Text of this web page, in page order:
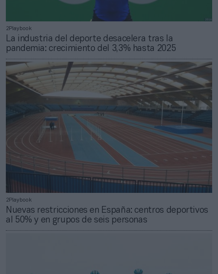
2Playbook
La industria del deporte desacelera tras la
pandemia: crecimiento del 3,3% hasta 2025
2Playbook
Nuevas restricciones en España: centros deportivos
al 50% y en grupos de seis personas